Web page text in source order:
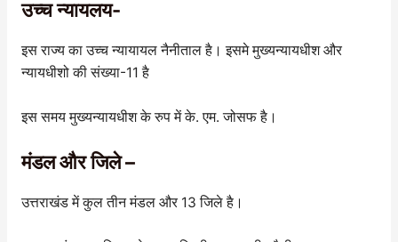
उच्च न्यायलय-
इस राज्य का उच्च न्यायायल नैनीताल है। इसमे मुख्यन्यायधीश और
न्यायधीशो की संख्या-11 है
इस समय मुख्यन्यायधीश के रुप में के. एम. जोसफ है।
मंडल और जिले –
उत्तराखंड में कुल तीन मंडल और 13 जिले है।